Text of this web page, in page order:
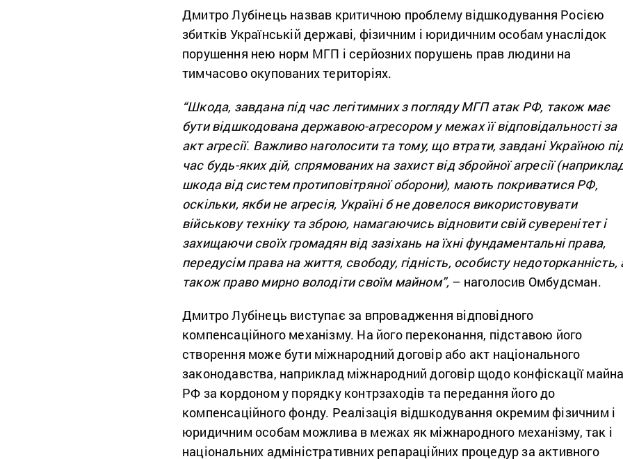
Дмитро Лубінець назвав критичною проблему відшкодування Росією
збитків Українській державі, фізичним і юридичним особам унаслідок
порушення нею норм МГП і серйозних порушень прав людини на
тимчасово окупованих територіях.
“Шкода, завдана під час легітимних з погляду МГП атак РФ, також має
бути відшкодована державою-агресором у межах її відповідальності за
акт агресії. Важливо наголосити та тому, що втрати, завдані Україною
час будь-яких дій, спрямованих на захист від збройної агресії
шкода від систем протиповітряної оборони), мають покриватися РФ,
оскільки, якби не агресія, Україні б не довелося використовувати
військову техніку та зброю, намагаючись відновити свій суверенітет і
захищаючи своїх громадян від зазіхань на їхні фундаментальні права,
передусім права на життя, свободу, гідність, особисту недоторканність,
також право мирно володіти своїм майном”, – наголосив Омбудсман.
Дмитро Лубінець виступає за впровадження відповідного
компенсаційного механізму. На його переконання, підставою його
створення може бути міжнародний договір або акт національного
законодавства, наприклад міжнародний договір щодо конфіскації
РФ за кордоном у порядку контрзаходів та передання його до
компенсаційного фонду. Реалізація відшкодування окремим фізичним і
юридичним особам можлива в межах як міжнародного механізму, так і
національних адміністративних репараційних процедур за активного